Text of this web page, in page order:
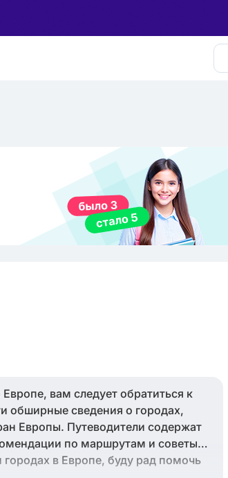
вам следует обратиться к
обширные сведения о городах,
Европы. Путеводители содержат
по маршрутам и советы
в Европе, буду рад помочь